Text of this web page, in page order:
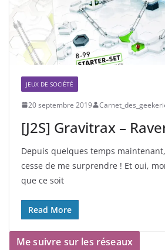
JEUX DE SOCIÉTÉ
20 septembre 2019
[J2S] Gravitrax –
Depuis quelques temps
cesse de me surprendre ! Et oui,
que ce soit
Read More
Me suivre sur les réseaux